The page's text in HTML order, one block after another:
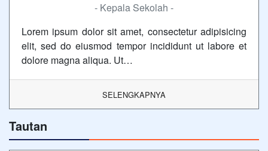
- Kepala Sekolah -
Lorem ipsum dolor sit amet, consectetur adipisicing
elit, sed do eiusmod tempor incididunt ut labore et
dolore magna aliqua. Ut…
SELENGKAPNYA
Tautan